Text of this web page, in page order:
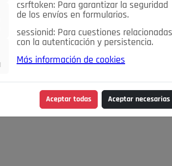
Caridad Comentarios Conectados
La Buena Vida
La Consulta del
Lo que te dije Moda&Belleza Motor
csrftoken: Para garantizar la seguridad
de los envíos en formularios.
sessionid: Para cuestiones relacionadas
con la autenticación y persistencia.
Más información de cookies
Aceptar todas Aceptar necesarias